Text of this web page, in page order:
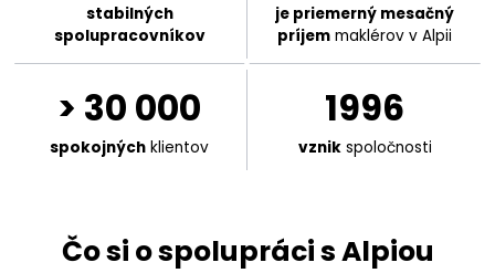
stabilných
spolupracovníkov
je priemerný mesačný
príjem maklérov v Alpii
> 30 000
spokojných klientov
1996
vznikspoločnosti
Čo si o spolupráci s Alpiou